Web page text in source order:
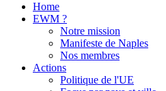
Home
EWM ?
Notre mission
Manifeste de Naples
Nos membres
Actions
Politique de l'UE